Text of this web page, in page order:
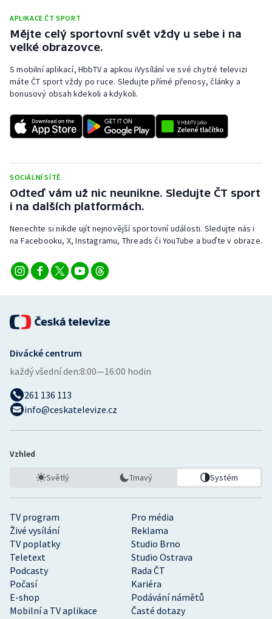
Sportovní střelba
Stolní tenis
Triatlon
Veslování
Vodní slalom
Volejbal
Ostatní
APLIKACE ČT SPORT
Mějte celý sportovní svět vždy u sebe i na
velké obrazovce.
S mobilní aplikací, HbbTV a apkou iVysílání ve své chytré televizi
máte ČT sport vždy po ruce. Sledujte přímé přenosy, články a
bonusový obsah kdekoli a kdykoli.
SOCIÁLNÍ SÍTĚ
Odteď vám už nic neunikne. Sledujte ČT sport
i na dalších platformách.
Nenechte si nikde ujít nejnovější sportovní události. Sledujte nás i
na Facebooku, X, Instagramu, Threads či YouTube a buďte v obraze.
TV program
Pro média
Živé vysílání
Reklama
TV poplatky
Studio Brno
Teletext
Studio Ostrava
Podcasty
Rada ČT
Počasí
Kariéra
E-shop
Podávání námětů
Mobilní a TV aplikace
Časté dotazy
Divácké centrum
každý všední den:8:00—16:00 hodin
261 136 113
info@ceskatelevize.cz
Vzhled
Světlý Tmavý Systém